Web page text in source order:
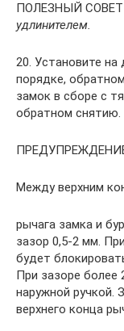
ПОЛЕЗНЫЙ СОВЕТ
удлинителем.
20. Установите на
порядке,
замок в сборе с
обратном снятию.
Между верхним
рычага замка и
зазор 0,5-2 мм.
будет
При зазоре более
наружной ручкой.
верхнего конца